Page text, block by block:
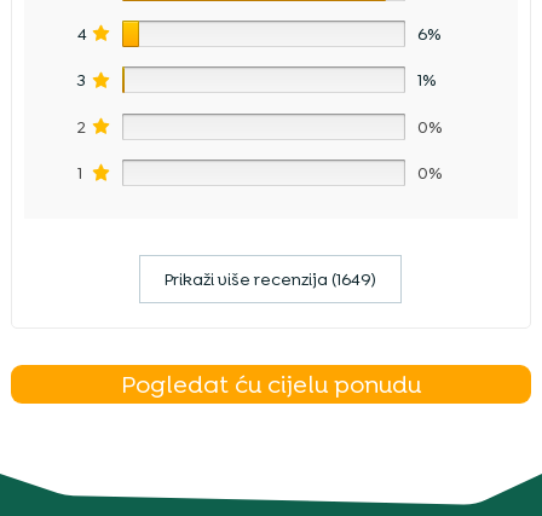
4 6%
3 1%
2 0%
1 0%
Prikaži više recenzija (1649)
Pogledat ću cijelu ponudu